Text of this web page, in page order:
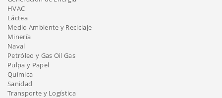
HVAC
Láctea
Medio Ambiente y Reciclaje
Minería
Naval
Petróleo y Gas Oil Gas
Pulpa y Papel
Química
Sanidad
Transporte y Logística